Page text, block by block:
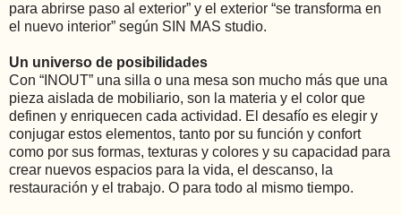
para abrirse paso al exterior” y el exterior “se transforma en
el nuevo interior” según SIN MAS studio.
Un universo de posibilidades
Con “INOUT” una silla o una mesa son mucho más que una
pieza aislada de mobiliario, son la materia y el color que
definen y enriquecen cada actividad. El desafío es elegir y
conjugar estos elementos, tanto por su función y confort
como por sus formas, texturas y colores y su capacidad para
crear nuevos espacios para la vida, el descanso, la
restauración y el trabajo. O para todo al mismo tiempo.